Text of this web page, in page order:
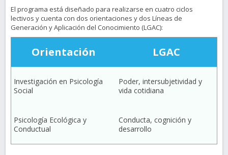
El programa está diseñado para realizarse en cuatro ciclos
lectivos y cuenta con dos orientaciones y dos Líneas de
Generación y Aplicación del Conocimiento (LGAC):
Orientación LGAC
Investigación en Psicología
Social
Poder, intersubjetividad y
vida cotidiana
Psicología Ecológica y
Conductual
Conducta, cognición y
desarrollo